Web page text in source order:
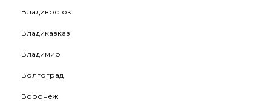
Владивосток
Владикавказ
Владимир
Волгоград
Воронеж